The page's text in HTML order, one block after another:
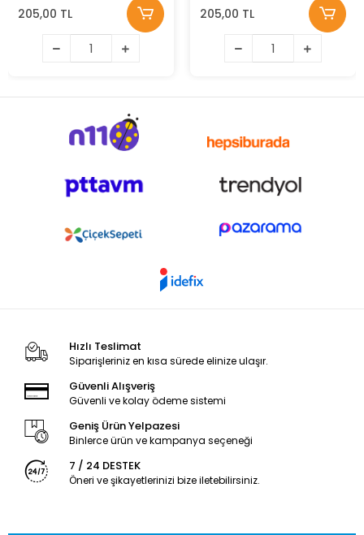
205,00 TL 205,00 TL
Hızlı Teslimat
Siparişleriniz en kısa sürede elinize ulaşır.
Güvenli Alışveriş
Güvenli ve kolay ödeme sistemi
Geniş Ürün Yelpazesi
Binlerce ürün ve kampanya seçeneği
7 / 24 DESTEK
Öneri ve şikayetlerinizi bize iletebilirsiniz.